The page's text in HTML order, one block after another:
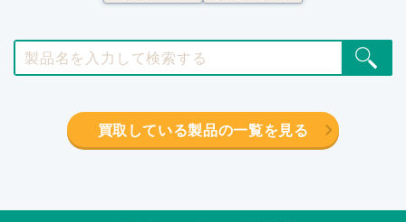
買取している製品の一覧を見る